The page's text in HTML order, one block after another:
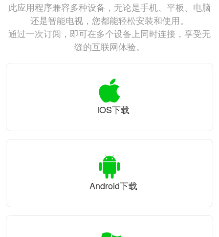
此应用程序兼容多种设备，无论是手机、平板、电脑
还是智能电视，您都能轻松安装和使用。
通过一次订阅，即可在多个设备上同时连接，享受无
缝的互联网体验。
iOS下载
Android下载